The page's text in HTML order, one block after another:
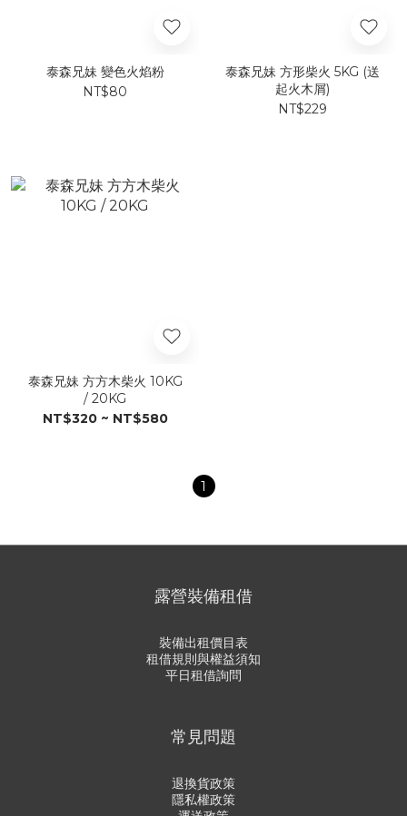
泰森兄妹 變色火焰粉
NT$80
泰森兄妹 方形柴火 5KG (送
起火木屑)
NT$229
泰森兄妹 方方木柴火 10KG
/ 20KG
NT$320 ~ NT$580
1
露營裝備租借
裝備出租價目表
租借規則與權益須知
平日租借詢問
常見問題
退換貨政策
隱私權政策